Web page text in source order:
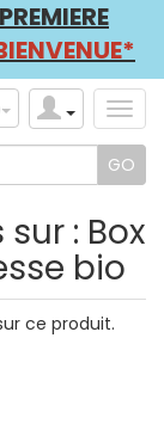
: Box
bio
ce produit.